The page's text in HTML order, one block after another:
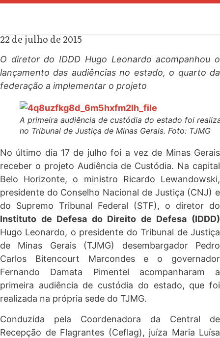
Audiências de custódia chegam
22 de julho de 2015
O diretor do IDDD Hugo Leonardo acompanhou o
lançamento das audiências no estado, o quarto da
federação a implementar o projeto
A primeira audiência de custódia do estado foi
no Tribunal de Justiça de Minas Gerais. Foto: TJMG
No último dia 17 de julho foi a vez de Minas Gerais
receber o projeto Audiência de Custódia. Na capital
Belo Horizonte, o ministro Ricardo Lewandowski,
presidente do Conselho Nacional de Justiça (CNJ) e
do Supremo Tribunal Federal (STF), o diretor do
Instituto de Defesa do Direito de Defesa (IDDD)
Hugo Leonardo, o presidente do Tribunal de Justiça
de Minas Gerais (TJMG) desembargador Pedro
Carlos Bitencourt Marcondes e o governador
Fernando Damata Pimentel acompanharam a
primeira audiência de custódia do estado, que foi
realizada na própria sede do TJMG.
Conduzida pela Coordenadora da Central de
Recepção de Flagrantes (Ceflag), juíza Maria Luísa